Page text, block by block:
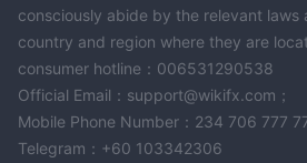
consciously abide by the relevant laws
country and region where they are
consumer hotline：006531290538
Official Email：support@wikifx.com；
Mobile Phone Number：234 706 777
Telegram：+60 103342306